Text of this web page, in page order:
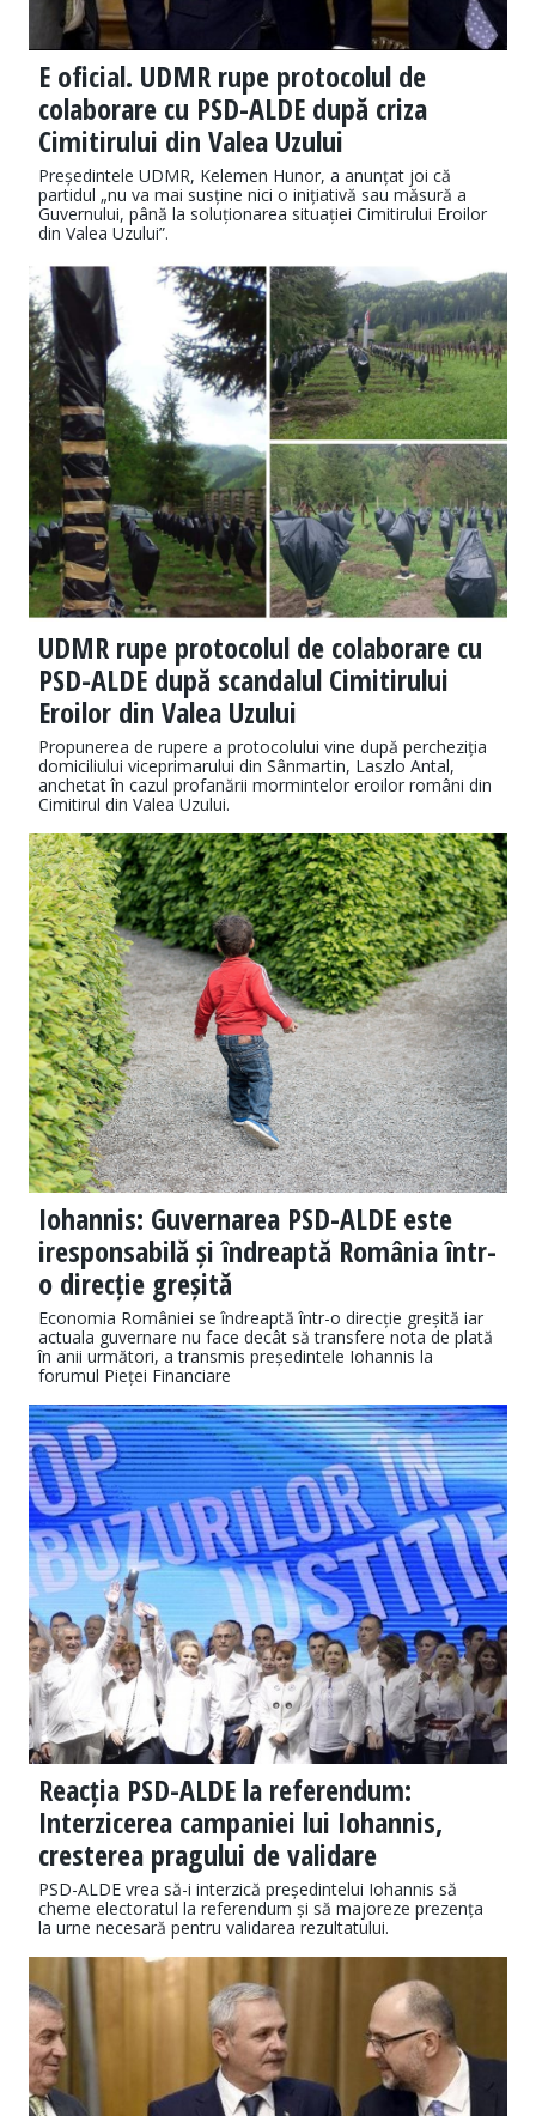
E oficial. UDMR rupe protocolul de
colaborare cu PSD-ALDE după criza
Cimitirului din Valea Uzului
Președintele UDMR, Kelemen Hunor, a anunțat joi că
partidul „nu va mai susține nici o inițiativă sau măsură a
Guvernului, până la soluționarea situației Cimitirului Eroilor
din Valea Uzului”.
UDMR rupe protocolul de colaborare cu
PSD-ALDE după scandalul Cimitirului
Eroilor din Valea Uzului
Propunerea de rupere a protocolului vine după percheziția
domiciliului viceprimarului din Sânmartin, Laszlo Antal,
anchetat în cazul profanării mormintelor eroilor români din
Cimitirul din Valea Uzului.
Iohannis: Guvernarea PSD-ALDE este
iresponsabilă și îndreaptă România într-
o direcție greșită
Economia României se îndreaptă într-o direcție greșită iar
actuala guvernare nu face decât să transfere nota de plată
în anii următori, a transmis președintele Iohannis la
forumul Pieței Financiare
Reacția PSD-ALDE la referendum:
Interzicerea campaniei lui Iohannis,
cresterea pragului de validare
PSD-ALDE vrea să-i interzică președintelui Iohannis să
cheme electoratul la referendum și să majoreze prezența
la urne necesară pentru validarea rezultatului.